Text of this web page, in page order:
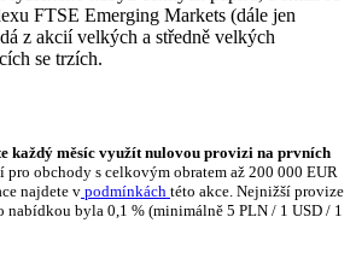
FTSE Emerging Markets (dále jen
z akcií velkých a středně velkých
se trzích.
každý měsíc využít nulovou provizi na prvních
pro obchody s celkovým obratem až 200 000 EUR
najdete v podmínkách této akce. Nejnižší provize
byla 0,1 % (minimálně 5 PLN / 1 USD / 1